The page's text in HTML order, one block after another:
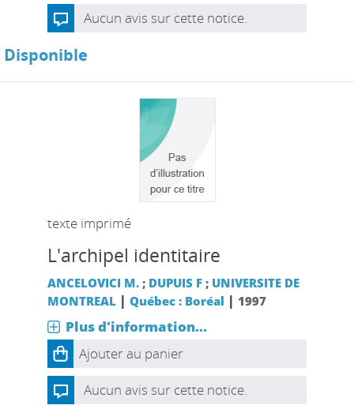
Aucun avis sur cette notice.
Disponible
texte imprimé
L'archipel identitaire
ANCELOVICI M.; DUPUIS F; UNIVERSITE DE
MONTREAL | Québec : Boréal | 1997
Plus d'information...
Ajouter au panier
Aucun avis sur cette notice.